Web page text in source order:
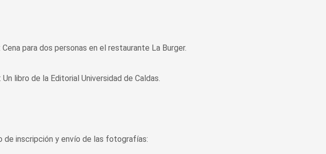
para dos personas en el restaurante La Burger.
libro de la Editorial Universidad de Caldas.
de inscripción y envío de las fotografías: